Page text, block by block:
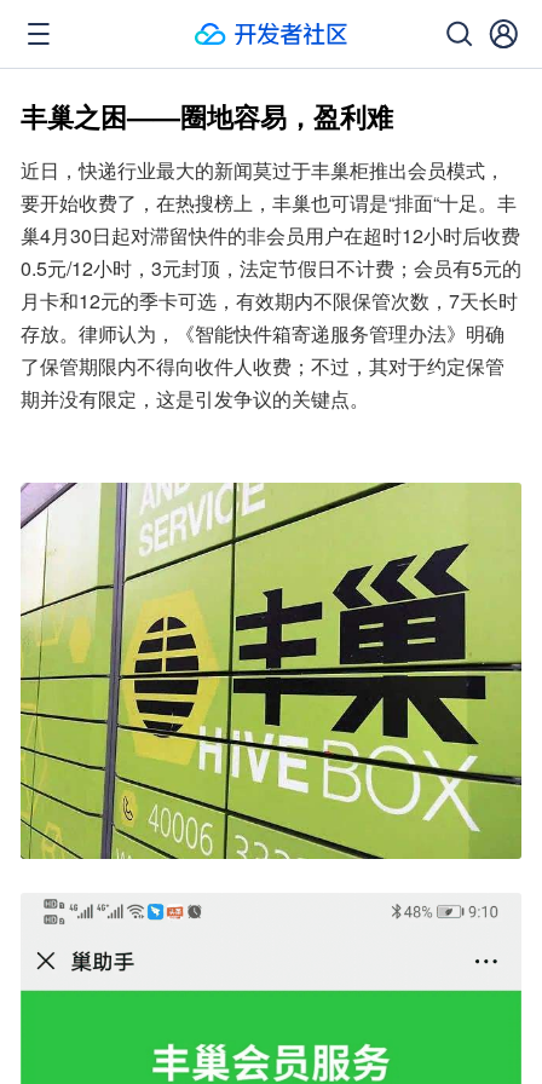
丰巢之困——圈地容易，盈利难
近日，快递行业最大的新闻莫过于丰巢柜推出会员模式，
要开始收费了，在热搜榜上，丰巢也可谓是“排面“十足。丰
巢4月30日起对滞留快件的非会员用户在超时12小时后收费
0.5元/12小时，3元封顶，法定节假日不计费；会员有5元的
月卡和12元的季卡可选，有效期内不限保管次数，7天长时
存放。律师认为，《智能快件箱寄递服务管理办法》明确
了保管期限内不得向收件人收费；不过，其对于约定保管
期并没有限定，这是引发争议的关键点。